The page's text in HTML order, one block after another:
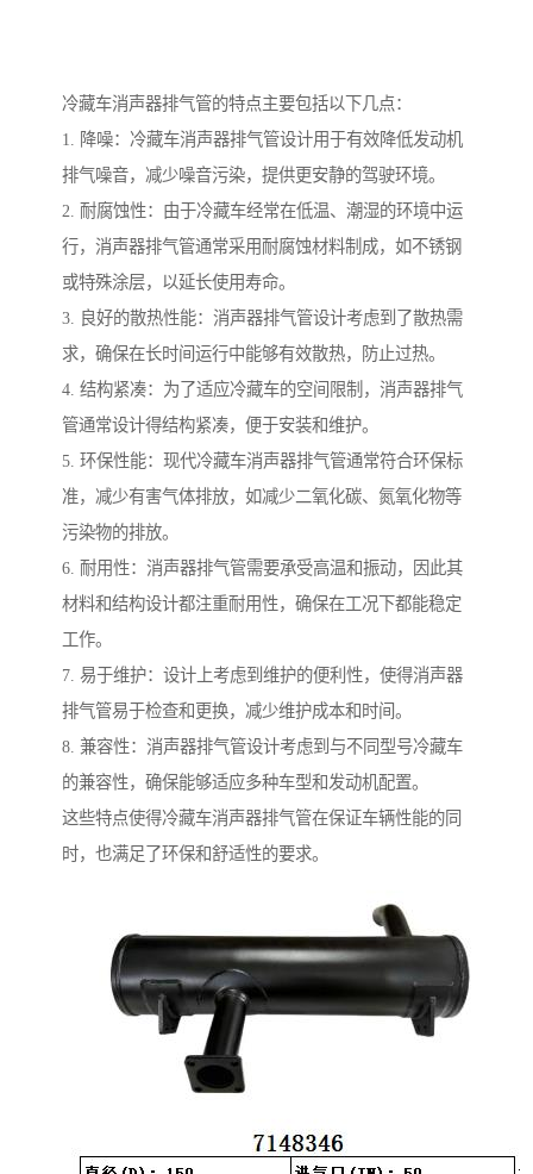
冷藏车消声器排气管的特点主要包括以下几点：
1. 降噪：冷藏车消声器排气管设计用于有效降低发动机
排气噪音，减少噪音污染，提供更安静的驾驶环境。
2. 耐腐蚀性：由于冷藏车经常在低温、潮湿的环境中运
行，消声器排气管通常采用耐腐蚀材料制成，如不锈钢
或特殊涂层，以延长使用寿命。
3. 良好的散热性能：消声器排气管设计考虑到了散热需
求，确保在长时间运行中能够有效散热，防止过热。
4. 结构紧凑：为了适应冷藏车的空间限制，消声器排气
管通常设计得结构紧凑，便于安装和维护。
5. 环保性能：现代冷藏车消声器排气管通常符合环保标
准，减少有害气体排放，如减少二氧化碳、氮氧化物等
污染物的排放。
6. 耐用性：消声器排气管需要承受高温和振动，因此其
材料和结构设计都注重耐用性，确保在工况下都能稳定
工作。
7. 易于维护：设计上考虑到维护的便利性，使得消声器
排气管易于检查和更换，减少维护成本和时间。
8. 兼容性：消声器排气管设计考虑到与不同型号冷藏车
的兼容性，确保能够适应多种车型和发动机配置。
这些特点使得冷藏车消声器排气管在保证车辆性能的同
时，也满足了环保和舒适性的要求。